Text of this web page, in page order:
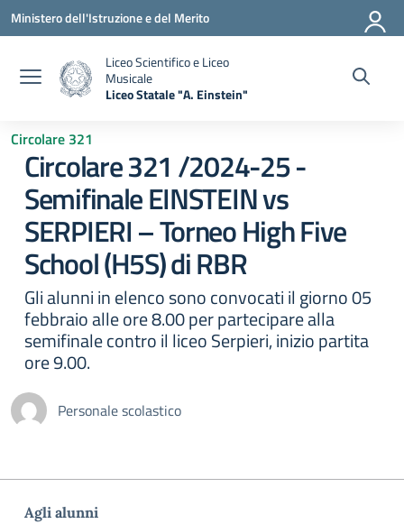
Vai ai contenuti
Vai al menu di navigazione
Vai al footer
Ministero dell'Istruzione e del Merito
Liceo Scientifico e Liceo
Musicale
Liceo Statale "A. Einstein"
Circolare 321
Circolare 321 /2024-25 -
Semifinale EINSTEIN vs
SERPIERI – Torneo High Five
School (H5S) di RBR
Gli alunni in elenco sono convocati il giorno 05
febbraio alle ore 8.00 per partecipare alla
semifinale contro il liceo Serpieri, inizio partita
ore 9.00.
Personale scolastico
Agli alunni